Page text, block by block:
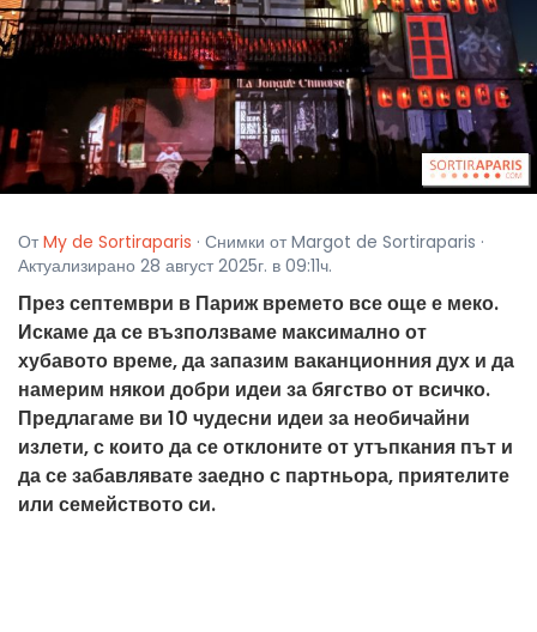
От My de Sortiraparis · Снимки от Margot de Sortiraparis ·
Актуализирано 28 август 2025г. в 09:11ч.
През септември в Париж времето все още е меко.
Искаме да се възползваме максимално от
хубавото време, да запазим ваканционния дух и да
намерим някои добри идеи за бягство от всичко.
Предлагаме ви 10 чудесни идеи за необичайни
излети, с които да се отклоните от утъпкания път и
да се забавлявате заедно с партньора, приятелите
или семейството си.